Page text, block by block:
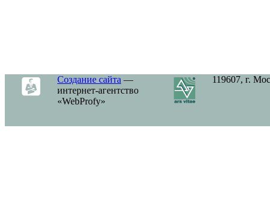
Создание сайта —
интернет-агентство
«WebProfy»
119607, г.